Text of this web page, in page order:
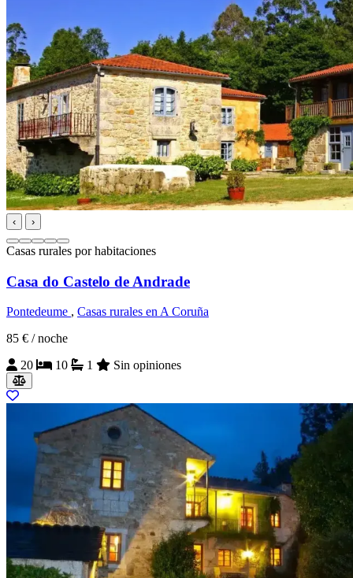
‹ ›
Casas rurales por habitaciones
Casa do Castelo de Andrade
Pontedeume , Casas rurales en A Coruña
85 € / noche
20
10 1 Sin opiniones